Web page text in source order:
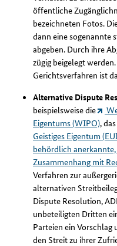
öffentliche
bezeichneten Fotos.
dann eine sogenannte
abgeben. Durch ihre
zügig beigelegt
Gerichtsverfahren ist
Alternative Dispute
beispielsweise die
Eigentums (WIPO), das
Geistiges Eigentum
behördlich
Zusammenhang mit
Verfahren zur
alternativen
Dispute Resolution,
unbeteiligten Dritten
Parteien ein
den Streit zu ihrer